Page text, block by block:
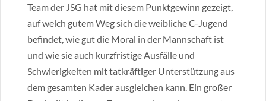
Team der JSG hat mit diesem Punktgewinn gezeigt,
auf welch gutem Weg sich die weibliche C-Jugend
befindet, wie gut die Moral in der Mannschaft ist
und wie sie auch kurzfristige Ausfälle und
Schwierigkeiten mit tatkräftiger Unterstützung aus
dem gesamten Kader ausgleichen kann. Ein großer